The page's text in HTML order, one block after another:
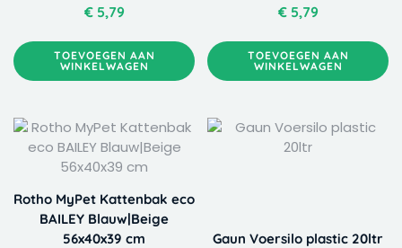
€5,79
TOEVOEGEN AAN
WINKELWAGEN
€5,79
TOEVOEGEN AAN
WINKELWAGEN
Rotho MyPet Kattenbak eco
BAILEY Blauw|Beige
56x40x39 cm
Gaun Voersilo plastic 20ltr